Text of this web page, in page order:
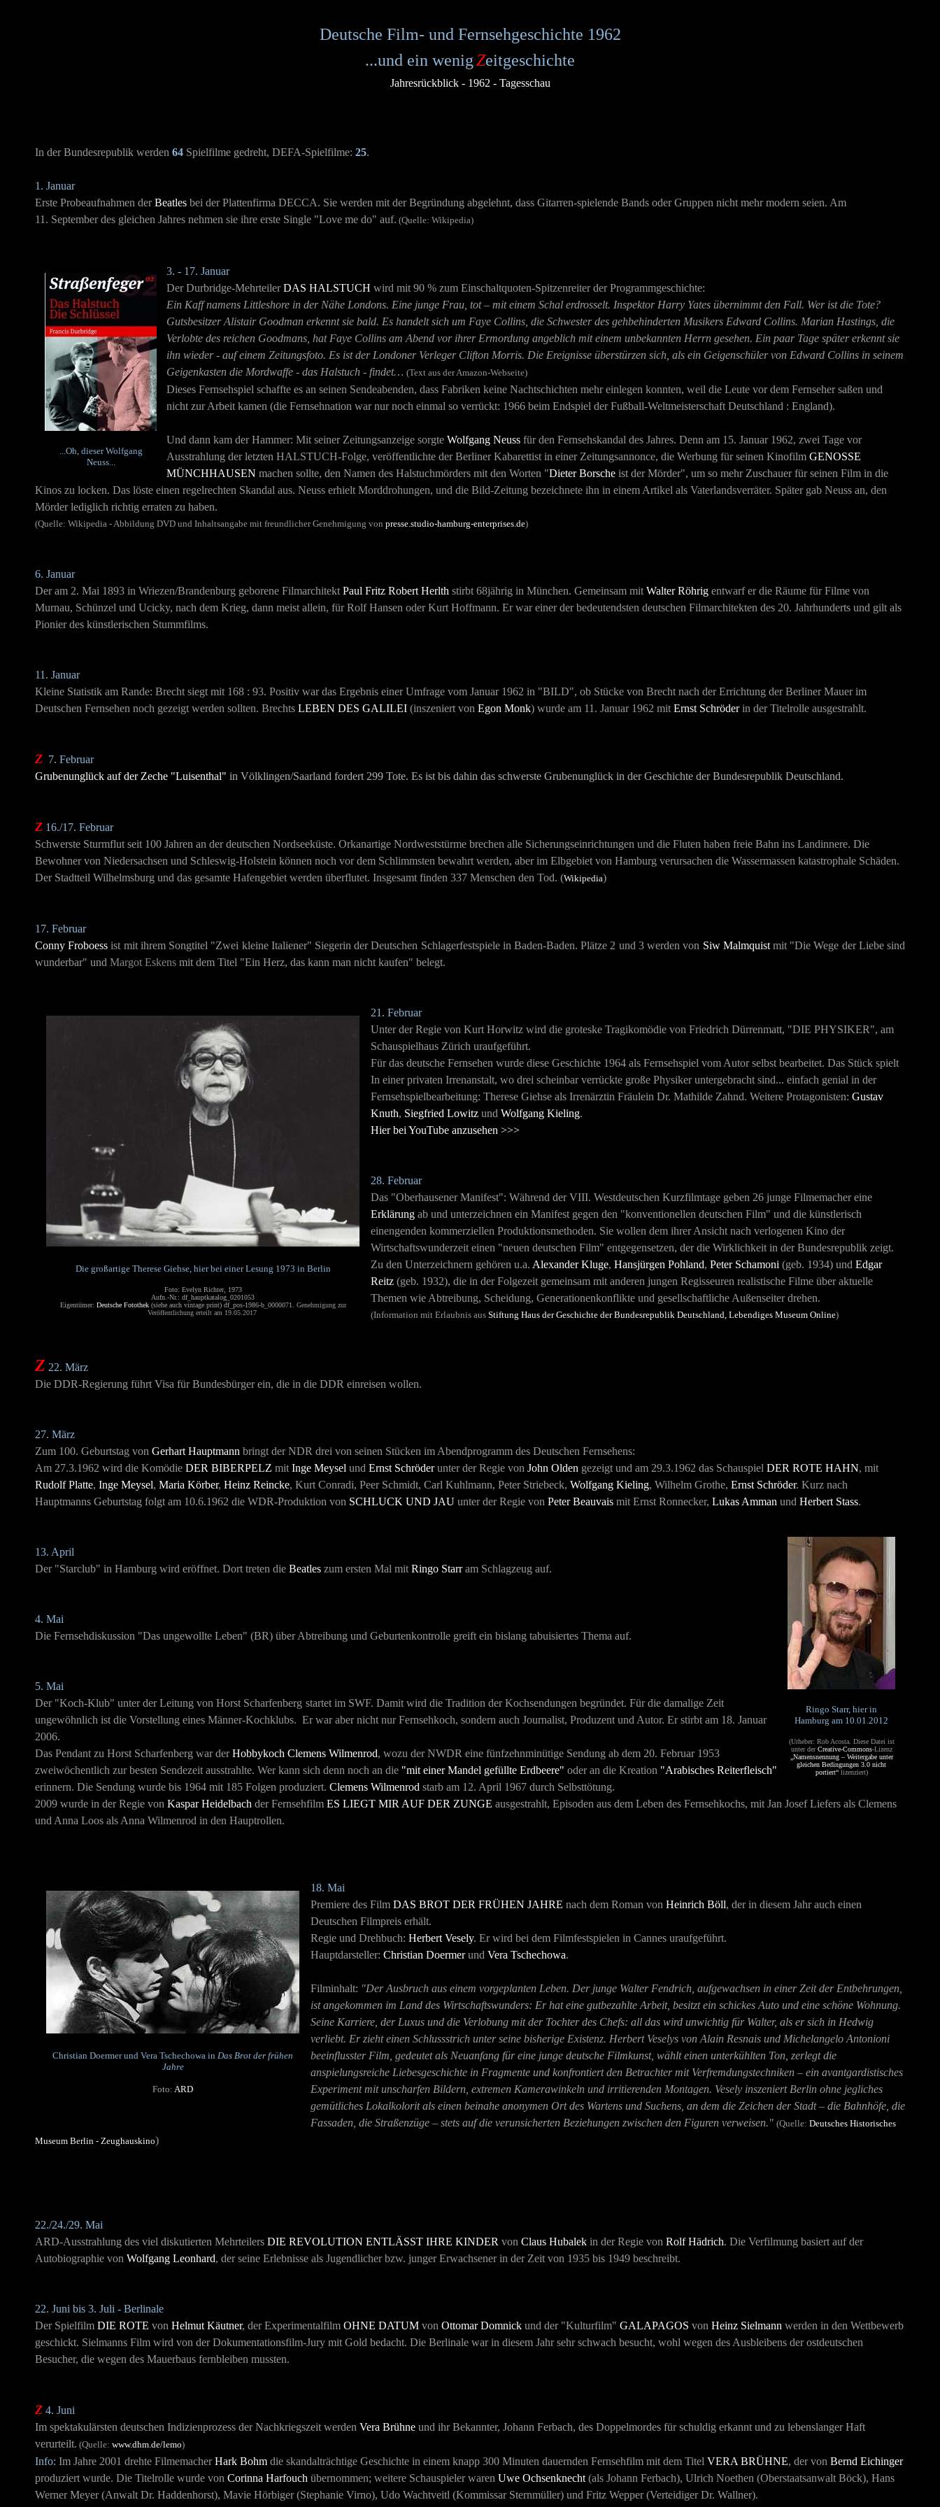
Deutsche Film- und Fernsehgeschichte 1962
...und ein wenigZeitgeschichte
Jahresrückblick - 1962 - Tagesschau
In der Bundesrepublik werden 64 Spielfilme gedreht, DEFA-Spielfilme: 25.
1. Januar
Erste Probeaufnahmen derBeatles bei der Plattenfirma DECCA. Sie werden mit der Begründung abgelehnt, dass Gitarren-spielende Bands oder Gruppen nicht mehr modern seien. Am
11. September des gleichen Jahres nehmen sie ihre erste Single "Love me do" auf. (Quelle: Wikipedia)
...Oh, dieser Wolfgang
Neuss...
3. - 17. Januar
Der Durbridge-MehrteilerDAS HALSTUCH wird mit 90 % zum Einschaltquoten-Spitzenreiter der Programmgeschichte:
Ein Kaff namens Littleshore in der Nähe Londons. Eine junge Frau, tot – mit einem Schal erdrosselt. Inspektor Harry Yates übernimmt den Fall. Wer ist die Tote?
Gutsbesitzer Alistair Goodman erkennt sie bald. Es handelt sich um Faye Collins, die Schwester des gehbehinderten Musikers Edward Collins. Marian Hastings, die
Verlobte des reichen Goodmans, hat Faye Collins am Abend vor ihrer Ermordung angeblich mit einem unbekannten Herrn gesehen. Ein paar Tage später erkennt sie
ihn wieder - auf einem Zeitungsfoto. Es ist der Londoner Verleger Clifton Morris. Die Ereignisse überstürzen sich, als ein Geigenschüler von Edward Collins in seinem
Geigenkasten die Mordwaffe - das Halstuch - findet… (Text aus der Amazon-Webseite)
Dieses Fernsehspiel schaffte es an seinen Sendeabenden, dass Fabriken keine Nachtschichten mehr einlegen konnten, weil die Leute vor dem Fernseher saßen und
nicht zur Arbeit kamen (die Fernsehnation war nur noch einmal so verrückt: 1966 beim Endspiel der Fußball-Weltmeisterschaft Deutschland : England).
Und dann kam der Hammer: Mit seiner Zeitungsanzeige sorgte Wolfgang Neuss für den Fernsehskandal des Jahres. Denn am 15. Januar 1962, zwei Tage vor
Ausstrahlung der letzten HALSTUCH-Folge, veröffentlichte der Berliner Kabarettist in einer Zeitungsannonce, die Werbung für seinen Kinofilm GENOSSE
MÜNCHHAUSEN machen sollte, den Namen des Halstuchmörders mit den Worten "Dieter Borsche ist der Mörder", um so mehr Zuschauer für seinen Film in die
Kinos zu locken. Das löste einen regelrechten Skandal aus. Neuss erhielt Morddrohungen, und die Bild-Zeitung bezeichnete ihn in einem Artikel als Vaterlandsverräter. Später gab Neuss an, den
Mörder lediglich richtig erraten zu haben.
(Quelle: Wikipedia - Abbildung DVD und Inhaltsangabe mit freundlicher Genehmigung von presse.studio-hamburg-enterprises.de)
6. Januar
Der am 2. Mai 1893 in Wriezen/Brandenburg geborene Filmarchitekt Paul Fritz Robert Herlth stirbt 68jährig in München. Gemeinsam mit Walter Röhrig entwarf er die Räume für Filme von
Murnau, Schünzel und Ucicky, nach dem Krieg, dann meist allein, für Rolf Hansen oder Kurt Hoffmann. Er war einer der bedeutendsten deutschen Filmarchitekten des 20. Jahrhunderts und gilt als
Pionier des künstlerischen Stummfilms.
11. Januar
Kleine Statistik am Rande: Brecht siegt mit 168 : 93. Positiv war das Ergebnis einer Umfrage vom Januar 1962 in "BILD", ob Stücke von Brecht nach der Errichtung der Berliner Mauer im
Deutschen Fernsehen noch gezeigt werden sollten. Brechts LEBEN DES GALILEI (inszeniert von Egon Monk) wurde am 11. Januar 1962 mit Ernst Schröderin der Titelrolle ausgestrahlt.
Z 7. Februar
Grubenunglück auf der Zeche "Luisenthal" in Völklingen/Saarland fordert 299 Tote. Es ist bis dahin das schwerste Grubenunglück in der Geschichte der Bundesrepublik Deutschland.
Z 16./17. Februar
Schwerste Sturmflut seit 100 Jahren an der deutschen Nordseeküste. Orkanartige Nordweststürme brechen alle Sicherungseinrichtungen und die Fluten haben freie Bahn ins Landinnere. Die
Bewohner von Niedersachsen und Schleswig-Holstein können noch vor dem Schlimmsten bewahrt werden, aber im Elbgebiet von Hamburg verursachen die Wassermassen katastrophale Schäden.
Der Stadtteil Wilhelmsburg und das gesamte Hafengebiet werden überflutet. Insgesamt finden 337 Menschen den Tod. (Wikipedia)
17. Februar
Conny Froboess ist mit ihrem Songtitel "Zwei kleine Italiener" Siegerin der Deutschen Schlagerfestspiele in Baden-Baden. Plätze 2 und 3 werden von Siw Malmquistmit "Die Wege der Liebe sind
wunderbar" und Margot Eskens mit dem Titel "Ein Herz, das kann man nicht kaufen" belegt.
Die großartige Therese Giehse, hier bei einer Lesung 1973 in Berlin
Foto: Evelyn Richter, 1973
Aufn.-Nr.: df_hauptkatalog_0201053
Eigentümer: Deutsche Fotothek(siehe auch vintage print) df_pos-1986-b_0000071. Genehmigung zur
Veröffentlichung erteilt am 19.05.2017
21. Februar
Unter der Regie von Kurt Horwitz wird die groteske Tragikomödie von Friedrich Dürrenmatt, "DIE PHYSIKER", am
Schauspielhaus Zürich uraufgeführt.
Für das deutsche Fernsehen wurde diese Geschichte 1964 als Fernsehspiel vom Autor selbst bearbeitet. Das Stück spielt
In einer privaten Irrenanstalt, wo drei scheinbar verrückte große Physiker untergebracht sind... einfach genial in der
Fernsehspielbearbeitung: Therese Giehse als Irrenärztin Fräulein Dr. Mathilde Zahnd. Weitere Protagonisten: Gustav
Knuth, Siegfried Lowitz und Wolfgang Kieling.
Hier bei YouTube anzusehen >>>
28. Februar
Das "Oberhausener Manifest": Während der VIII. Westdeutschen Kurzfilmtage geben 26 junge Filmemacher eine
Erklärung ab und unterzeichnen ein Manifest gegen den "konventionellen deutschen Film" und die künstlerisch
einengenden kommerziellen Produktionsmethoden. Sie wollen dem ihrer Ansicht nach verlogenen Kino der
Wirtschaftswunderzeit einen "neuen deutschen Film" entgegensetzen, der die Wirklichkeit in der Bundesrepublik zeigt.
Zu den Unterzeichnern gehören u.a. Alexander Kluge, Hansjürgen Pohland, Peter Schamoni (geb. 1934) und Edgar
Reitz (geb. 1932), die in der Folgezeit gemeinsam mit anderen jungen Regisseuren realistische Filme über aktuelle
Themen wie Abtreibung, Scheidung, Generationenkonflikte und gesellschaftliche Außenseiter drehen.
(Information mit Erlaubnis aus Stiftung Haus der Geschichte der Bundesrepublik Deutschland, Lebendiges Museum Online)
Z 22. März
Die DDR-Regierung führt Visa für Bundesbürger ein, die in die DDR einreisen wollen.
27. März
Zum 100. Geburtstag von Gerhart Hauptmann bringt der NDR drei von seinen Stücken im Abendprogramm des Deutschen Fernsehens:
Am 27.3.1962 wird die Komödie DER BIBERPELZ mit Inge Meysel und Ernst Schröderunter der Regie von John Olden gezeigt und am 29.3.1962 das Schauspiel DER ROTE HAHN, mit
Rudolf Platte, Inge Meysel, Maria Körber, Heinz Reincke, Kurt Conradi, Peer Schmidt, Carl Kuhlmann, Peter Striebeck, Wolfgang Kieling, Wilhelm Grothe, Ernst Schröder. Kurz nach
Hauptmanns Geburtstag folgt am 10.6.1962 die WDR-Produktion von SCHLUCK UND JAU unter der Regie von Peter Beauvais mit Ernst Ronnecker, Lukas Amman und Herbert Stass.
Ringo Starr, hier in
Hamburg am 10.01.2012
(Urheber: Rob Acosta. Diese Datei ist
unter derCreative-Commons-Lizenz
„Namensnennung – Weitergabe unter
gleichen Bedingungen 3.0 nicht
portiert“lizenziert)
13. April
Der "Starclub" in Hamburg wird eröffnet. Dort treten die Beatles zum ersten Mal mit Ringo Starram Schlagzeug auf.
4. Mai
Die Fernsehdiskussion "Das ungewollte Leben" (BR) über Abtreibung und Geburtenkontrolle greift ein bislang tabuisiertes Thema auf.
5. Mai
Der "Koch-Klub" unter der Leitung von Horst Scharfenberg startet im SWF. Damit wird die Tradition der Kochsendungen begründet. Für die damalige Zeit
ungewöhnlich ist die Vorstellung eines Männer-Kochklubs. Er war aber nicht nur Fernsehkoch, sondern auch Journalist, Produzent und Autor. Er stirbt am 18. Januar
2006.
Das Pendant zu Horst Scharfenberg war derHobbykoch Clemens Wilmenrod, wozu der NWDR eine fünfzehnminütige Sendung ab dem 20. Februar 1953
zweiwöchentlich zur besten Sendezeit ausstrahlte. Wer kann sich denn noch an die "mit einer Mandel gefüllte Erdbeere" oder an die Kreation "Arabisches Reiterfleisch"
erinnern. Die Sendung wurde bis 1964 mit 185 Folgen produziert. Clemens Wilmenrod starb am 12. April 1967 durch Selbsttötung.
2009 wurde in der Regie von Kaspar Heidelbach der Fernsehfilm ES LIEGT MIR AUF DER ZUNGE ausgestrahlt, Episoden aus dem Leben des Fernsehkochs, mit Jan Josef Liefers als Clemens
und Anna Loos als Anna Wilmenrod in den Hauptrollen.
Christian Doermer und Vera Tschechowa in Das Brot der frühen
Jahre
Foto: ARD
18. Mai
Premiere des Film DAS BROT DER FRÜHEN JAHRE nach dem Roman von Heinrich Böll, der in diesem Jahr auch einen
Deutschen Filmpreis erhält.
Regie und Drehbuch: Herbert Vesely. Er wird bei dem Filmfestspielen in Cannes uraufgeführt.
Hauptdarsteller: Christian Doermerund Vera Tschechowa.
Filminhalt: "Der Ausbruch aus einem vorgeplanten Leben. Der junge Walter Fendrich, aufgewachsen in einer Zeit der Entbehrungen,
ist angekommen im Land des Wirtschaftswunders: Er hat eine gutbezahlte Arbeit, besitzt ein schickes Auto und eine schöne Wohnung.
Seine Karriere, der Luxus und die Verlobung mit der Tochter des Chefs: all das wird unwichtig für Walter, als er sich in Hedwig
verliebt. Er zieht einen Schlussstrich unter seine bisherige Existenz. Herbert Veselys von Alain Resnais und Michelangelo Antonioni
beeinflusster Film, gedeutet als Neuanfang für eine junge deutsche Filmkunst, wählt einen unterkühlten Ton, zerlegt die
anspielungsreiche Liebesgeschichte in Fragmente und konfrontiert den Betrachter mit Verfremdungstechniken – ein avantgardistisches
Experiment mit unscharfen Bildern, extremen Kamerawinkeln und irritierenden Montagen. Vesely inszeniert Berlin ohne jegliches
gemütliches Lokalkolorit als einen beinahe anonymen Ort des Wartens und Suchens, an dem die Zeichen der Stadt – die Bahnhöfe, die
Fassaden, die Straßenzüge – stets auf die verunsicherten Beziehungen zwischen den Figuren verweisen." (Quelle: Deutsches Historisches
Museum Berlin - Zeughauskino)
22./24./29. Mai
ARD-Ausstrahlung des viel diskutierten Mehrteilers DIE REVOLUTION ENTLÄSST IHRE KINDER von Claus Hubalek in der Regie von Rolf Hädrich. Die Verfilmung basiert auf der
Autobiographie von Wolfgang Leonhard, der seine Erlebnisse als Jugendlicher bzw. junger Erwachsener in der Zeit von 1935 bis 1949 beschreibt.
22. Juni bis 3. Juli - Berlinale
Der Spielfilm DIE ROTE von Helmut Käutner, der Experimentalfilm OHNE DATUM von Ottomar Domnick und der "Kulturfilm" GALAPAGOS von Heinz Sielmann werden in den Wettbewerb
geschickt. Sielmanns Film wird von der Dokumentationsfilm-Jury mit Gold bedacht. Die Berlinale war in diesem Jahr sehr schwach besucht, wohl wegen des Ausbleibens der ostdeutschen
Besucher, die wegen des Mauerbaus fernbleiben mussten.
Z 4. Juni
Im spektakulärsten deutschen Indizienprozess der Nachkriegszeit werden Vera Brühne und ihr Bekannter, Johann Ferbach, des Doppelmordes für schuldig erkannt und zu lebenslanger Haft
verurteilt. (Quelle: www.dhm.de/lemo)
Info: Im Jahre 2001 drehte FilmemacherHark Bohm die skandalträchtige Geschichte in einem knapp 300 Minuten dauernden Fernsehfilm mit dem Titel VERA BRÜHNE, der von Bernd Eichinger
produziert wurde. Die Titelrolle wurde von Corinna Harfouch übernommen; weitere Schauspieler waren Uwe Ochsenknecht (als Johann Ferbach), Ulrich Noethen (Oberstaatsanwalt Böck), Hans
Werner Meyer (Anwalt Dr. Haddenhorst), Mavie Hörbiger (Stephanie Virno), Udo Wachtveitl (Kommissar Sternmüller) und Fritz Wepper (Verteidiger Dr. Wallner).